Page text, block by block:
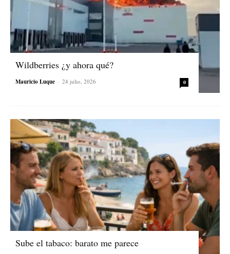
Wildberries ¿y ahora qué?
Mauricio Luque - 24 julio, 2026 0
Sube el tabaco: barato me parece